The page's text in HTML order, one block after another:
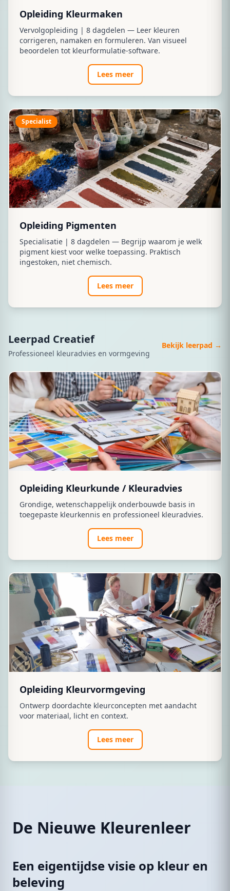
Opleiding Kleurmaken
Vervolgopleiding | 8 dagdelen — Leer kleuren
corrigeren, namaken en formuleren. Van visueel
beoordelen tot kleurformulatie-software.
Lees meer
Specialist
Opleiding Pigmenten
Specialisatie | 8 dagdelen — Begrijp waarom je welk
pigment kiest voor welke toepassing. Praktisch
ingestoken, niet chemisch.
Lees meer
Leerpad Creatief
Professioneel kleuradvies en vormgeving
Bekijk leerpad →
Opleiding Kleurkunde / Kleuradvies
Grondige, wetenschappelijk onderbouwde basis in
toegepaste kleurkennis en professioneel kleuradvies.
Lees meer
Opleiding Kleurvormgeving
Ontwerp doordachte kleurconcepten met aandacht
voor materiaal, licht en context.
Lees meer
De Nieuwe Kleurenleer
Een eigentijdse visie op kleur en
beleving